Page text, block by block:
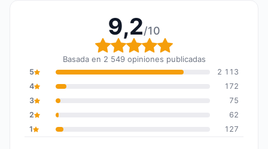
9,2/10
Calificación global: 9,2
Basada en 2 549 opiniones publicadas
5
2 113
4
172
3
75
2
62
1
127